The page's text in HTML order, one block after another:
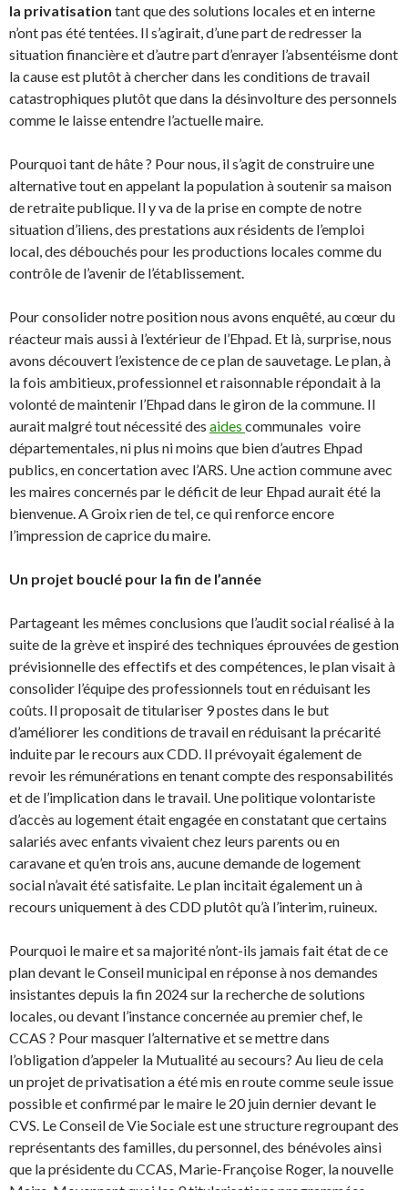
la privatisation tant que des solutions locales et en interne
n’ont pas été tentées. Il s’agirait, d’une part de redresser la
situation financière et d’autre part d’enrayer l’absentéisme dont
la cause est plutôt à chercher dans les conditions de travail
catastrophiques plutôt que dans la désinvolture des personnels
comme le laisse entendre l’actuelle maire.
Pourquoi tant de hâte ? Pour nous, il s’agit de construire une
alternative tout en appelant la population à soutenir sa maison
de retraite publique. Il y va de la prise en compte de notre
situation d’iliens, des prestations aux résidents de l’emploi
local, des débouchés pour les productions locales comme du
contrôle de l’avenir de l’établissement.
Pour consolider notre position nous avons enquêté, au cœur du
réacteur mais aussi à l’extérieur de l’Ehpad. Et là, surprise, nous
avons découvert l’existence de ce plan de sauvetage. Le plan, à
la fois ambitieux, professionnel et raisonnable répondait à la
volonté de maintenir l’Ehpad dans le giron de la commune. Il
aurait malgré tout nécessité des aides communales voire
départementales, ni plus ni moins que bien d’autres Ehpad
publics, en concertation avec l’ARS. Une action commune avec
les maires concernés par le déficit de leur Ehpad aurait été la
bienvenue. A Groix rien de tel, ce qui renforce encore
l’impression de caprice du maire.
Un projet bouclé pour la fin de l’année
Partageant les mêmes conclusions que l’audit social réalisé à la
suite de la grève et inspiré des techniques éprouvées de gestion
prévisionnelle des effectifs et des compétences, le plan visait à
consolider l’équipe des professionnels tout en réduisant les
coûts. Il proposait de titulariser 9 postes dans le but
d’améliorer les conditions de travail en réduisant la précarité
induite par le recours aux CDD. Il prévoyait également de
revoir les rémunérations en tenant compte des responsabilités
et de l’implication dans le travail. Une politique volontariste
d’accès au logement était engagée en constatant que certains
salariés avec enfants vivaient chez leurs parents ou en
caravane et qu’en trois ans, aucune demande de logement
social n’avait été satisfaite. Le plan incitait également un à
recours uniquement à des CDD plutôt qu’à l’interim, ruineux.
Pourquoi le maire et sa majorité n’ont-ils jamais fait état de ce
plan devant le Conseil municipal en réponse à nos demandes
insistantes depuis la fin 2024 sur la recherche de solutions
locales, ou devant l’instance concernée au premier chef, le
CCAS ? Pour masquer l’alternative et se mettre dans
l’obligation d’appeler la Mutualité au secours? Au lieu de cela
un projet de privatisation a été mis en route comme seule issue
possible et confirmé par le maire le 20 juin dernier devant le
CVS. Le Conseil de Vie Sociale est une structure regroupant des
représentants des familles, du personnel, des bénévoles ainsi
que la présidente du CCAS, Marie-Françoise Roger, la nouvelle